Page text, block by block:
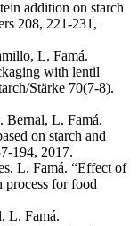
addition on starch
208, 221-231,
L. Famá.
with lentil
Stärke 70(7-8).
Bernal, L. Famá.
on starch and
194, 2017.
L. Famá. “Effect of
process for food
L. Famá.